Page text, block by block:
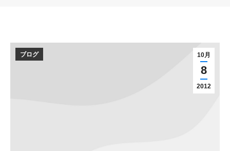
10月
8
2012
ブログ